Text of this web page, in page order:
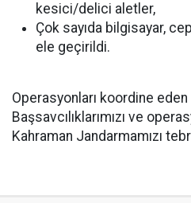
kesici/delici aletler,
Çok sayıda bilgisayar,
ele geçirildi.
Operasyonları koordine
Başsavcılıklarımızı ve
Kahraman Jandarmamızı